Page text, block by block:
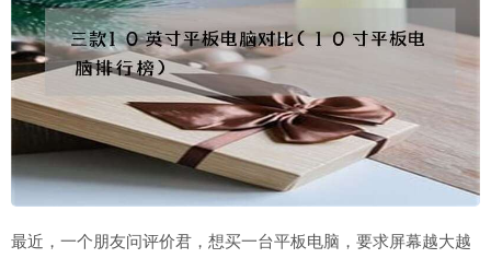
最近，一个朋友问评价君，想买一台平板电脑，要求屏幕越大越